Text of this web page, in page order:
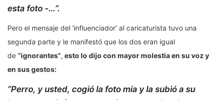
esta foto -…”.
Pero el mensaje del ‘influenciador’ al caricaturista tuvo una
segunda parte y le manifestó que los dos eran igual
de “ignorantes”, esto lo dijo con mayor molestia en su voz y
en sus gestos:
“Perro, y usted, cogió la foto mía y la subió a su